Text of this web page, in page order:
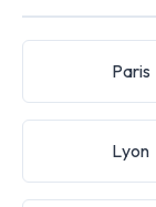
Paris
Lyon